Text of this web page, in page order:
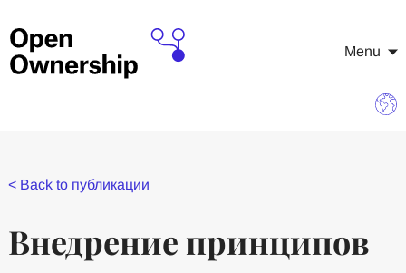
Menu
< Back to публикации
Внедрение принципов